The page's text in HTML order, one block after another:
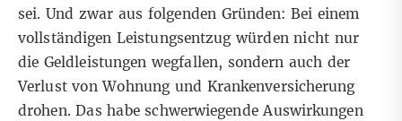
sei. Und zwar aus folgenden Gründen: Bei einem
vollständigen Leistungsentzug würden nicht nur
die Geldleistungen wegfallen, sondern auch der
Verlust von Wohnung und Krankenversicherung
drohen. Das habe schwerwiegende Auswirkungen